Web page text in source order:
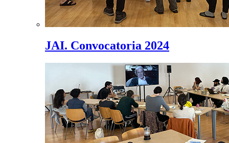
JAI. Convocatoria 2024